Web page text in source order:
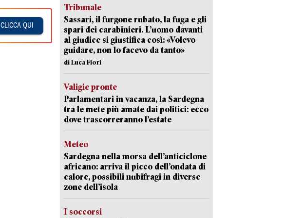
CLICCA QUI
Tribunale
Sassari, il furgone rubato, la fuga e gli
spari dei carabinieri. L’uomo davanti
al giudice si giustifica così: «Volevo
guidare, non lo facevo da tanto»
di Luca Fiori
Valigie pronte
Parlamentari in vacanza, la Sardegna
tra le mete più amate dai politici: ecco
dove trascorreranno l’estate
Meteo
Sardegna nella morsa dell’anticiclone
africano: arriva il picco dell’ondata di
calore, possibili nubifragi in diverse
zone dell’isola
I soccorsi